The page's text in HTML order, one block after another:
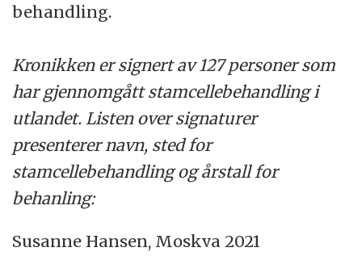
behandling.
Kronikken er signert av 127 personer som
har gjennomgått stamcellebehandling i
utlandet. Listen over signaturer
presenterer navn, sted for
stamcellebehandling og årstall for
behanling:
Susanne Hansen, Moskva 2021